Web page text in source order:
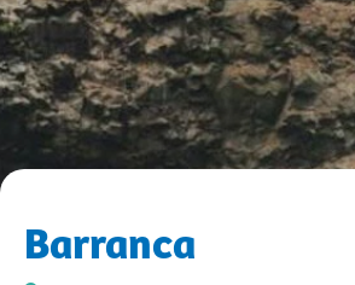
Barranca